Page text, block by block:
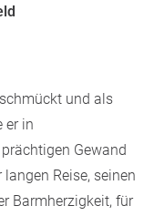
und als
er in
Gewand
Reise, seinen
Barmherzigkeit, für